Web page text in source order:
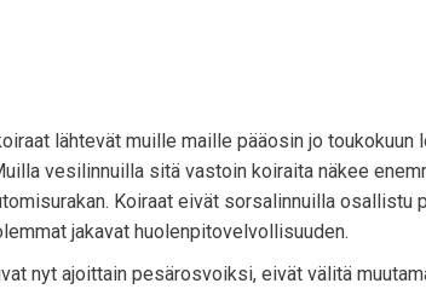
lähtevät muille maille pääosin jo toukokuun
vesilinnuilla sitä vastoin koiraita näkee
Koiraat eivät sorsalinnuilla osallistu
jakavat huolenpitovelvollisuuden.
nyt ajoittain pesärosvoiksi, eivät välitä